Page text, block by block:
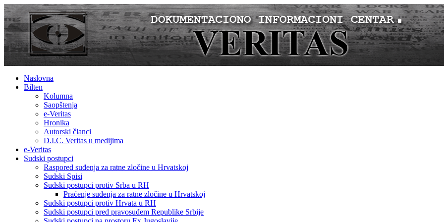
Naslovna
Bilten
Kolumna
Saopštenja
e-Veritas
Hronika
Autorski članci
D.I.C. Veritas u medijima
e-Veritas
Sudski postupci
Raspored suđenja za ratne zločine u Hrvatskoj
Sudski Spisi
Sudski postupci protiv Srba u RH
Praćenje suđenja za ratne zločine u Hrvatskoj
Sudski postupci protiv Hrvata u RH
Sudski postupci pred pravosuđem Republike Srbije